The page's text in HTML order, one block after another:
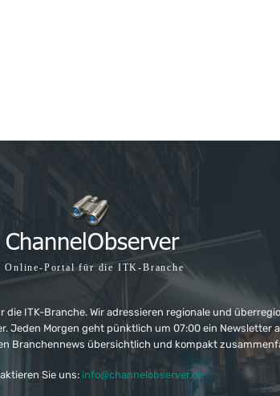
Online-Portal für die ITK-Branche
ITK-Branche. Wir adressieren regionale und
Jeden Morgen geht pünktlich um 07:00 ein Newsletter
Branchennews übersichtlich und kompakt
Sie uns: info@channelobserver.de